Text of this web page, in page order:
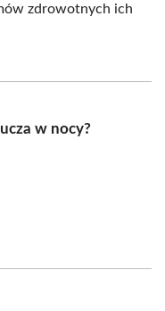
zdrowotnych ich
w nocy?